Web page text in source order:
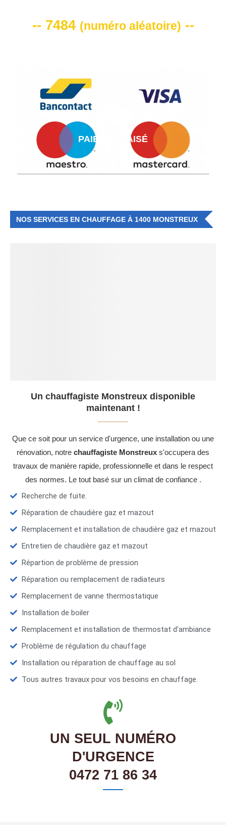
-- 7484 (numéro aléatoire) --
PAIEMENT AISÉ
NOS SERVICES EN CHAUFFAGE À 1400 MONSTREUX
Un chauffagiste Monstreux disponible
maintenant !
Que ce soit pour un service d'urgence, une installation ou une
rénovation, notre chauffagiste Monstreux s'occupera des
travaux de manière rapide, professionnelle et dans le respect
des normes. Le tout basé sur un climat de confiance .
Recherche de fuite.
Réparation de chaudière gaz et mazout
Remplacement et installation de chaudière gaz et mazout
Entretien de chaudière gaz et mazout
Répartion de problème de pression
Réparation ou remplacement de radiateurs
Remplacement de vanne thermostatique
Installation de boiler
Remplacement et installation de thermostat d'ambiance
Problème de régulation du chauffage
Installation ou réparation de chauffage au sol
Tous autres travaux pour vos besoins en chauffage.
UN SEUL NUMÉRO
D'URGENCE
0472 71 86 34